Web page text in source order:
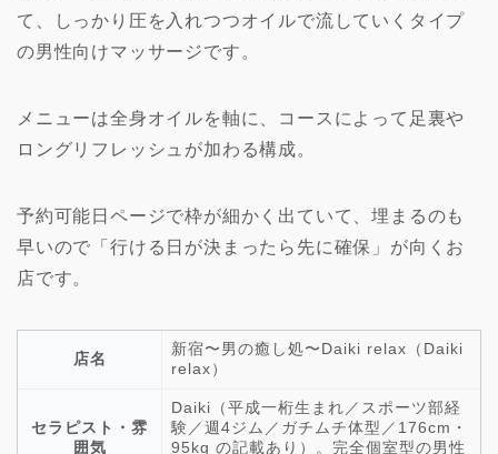
て、しっかり圧を入れつつオイルで流していくタイプ
の男性向けマッサージです。
メニューは全身オイルを軸に、コースによって足裏や
ロングリフレッシュが加わる構成。
予約可能日ページで枠が細かく出ていて、埋まるのも
早いので「行ける日が決まったら先に確保」が向くお
店です。
店名
新宿〜男の癒し処〜Daiki relax（Daiki
relax）
セラピスト・雰
囲気
Daiki（平成一桁生まれ／スポーツ部経
験／週4ジム／ガチムチ体型／176cm・
95kg の記載あり）。完全個室型の男性